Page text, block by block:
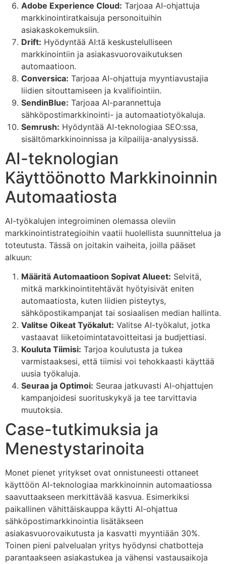
Adobe Experience Cloud: Tarjoaa AI-ohjattuja
markkinointiratkaisuja personoituihin
asiakaskokemuksiin.
Drift: Hyödyntää AI:tä keskustelulliseen
markkinointiin ja asiakasvuorovaikutuksen
automaatioon.
Conversica: Tarjoaa AI-ohjattuja myyntiavustajia
liidien sitouttamiseen ja kvalifiointiin.
SendinBlue: Tarjoaa AI-parannettuja
sähköpostimarkkinointi- ja automaatiotyökaluja.
Semrush: Hyödyntää AI-teknologiaa SEO:ssa,
sisältömarkkinoinnissa ja kilpailija-analyysissä.
AI-teknologian
Käyttöönotto Markkinoinnin
Automaatiosta
AI-työkalujen integroiminen olemassa oleviin
markkinointistrategioihin vaatii huolellista suunnittelua ja
toteutusta. Tässä on joitakin vaiheita, joilla pääset
alkuun:
Määritä Automaatioon Sopivat Alueet: Selvitä,
mitkä markkinointitehtävät hyötyisivät eniten
automaatiosta, kuten liidien pisteytys,
sähköpostikampanjat tai sosiaalisen median hallinta.
Valitse Oikeat Työkalut: Valitse AI-työkalut, jotka
vastaavat liiketoimintatavoitteitasi ja budjettiasi.
Kouluta Tiimisi: Tarjoa koulutusta ja tukea
varmistaaksesi, että tiimisi voi tehokkaasti käyttää
uusia työkaluja.
Seuraa ja Optimoi: Seuraa jatkuvasti AI-ohjattujen
kampanjoidesi suorituskykyä ja tee tarvittavia
muutoksia.
Case-tutkimuksia ja
Menestystarinoita
Monet pienet yritykset ovat onnistuneesti ottaneet
käyttöön AI-teknologiaa markkinoinnin automaatiossa
saavuttaakseen merkittävää kasvua. Esimerkiksi
paikallinen vähittäiskauppa käytti AI-ohjattua
sähköpostimarkkinointia lisätäkseen
asiakasvuorovaikutusta ja kasvatti myyntiään 30%.
Toinen pieni palvelualan yritys hyödynsi chatbotteja
parantaakseen asiakastukea ja vähensi vastausaikoja